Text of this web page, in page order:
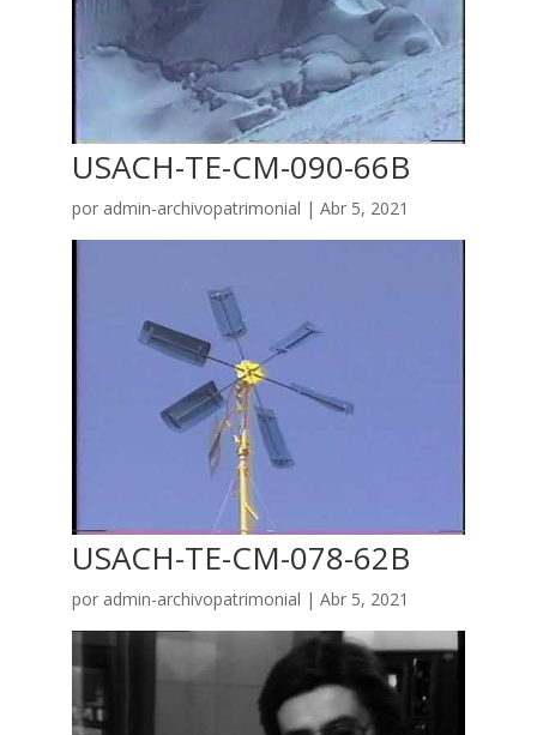
USACH-TE-CM-090-66B
por admin-archivopatrimonial | Abr 5, 2021
USACH-TE-CM-078-62B
por admin-archivopatrimonial | Abr 5, 2021